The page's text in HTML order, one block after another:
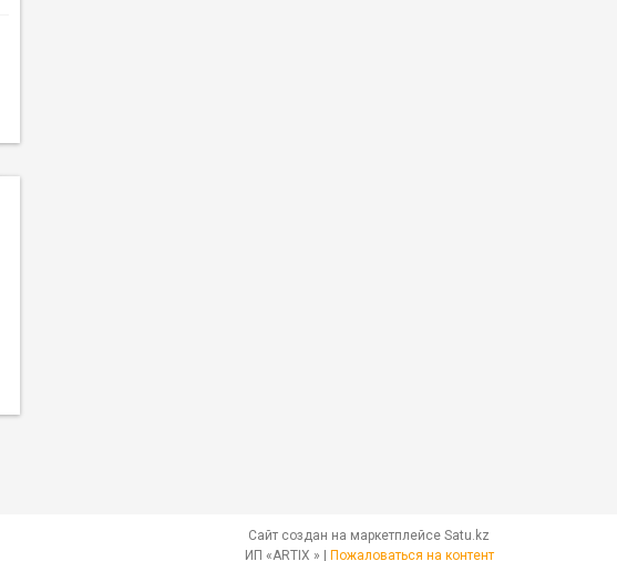
Сайт создан на маркетплейсе Satu.kz
Пожаловаться на контент